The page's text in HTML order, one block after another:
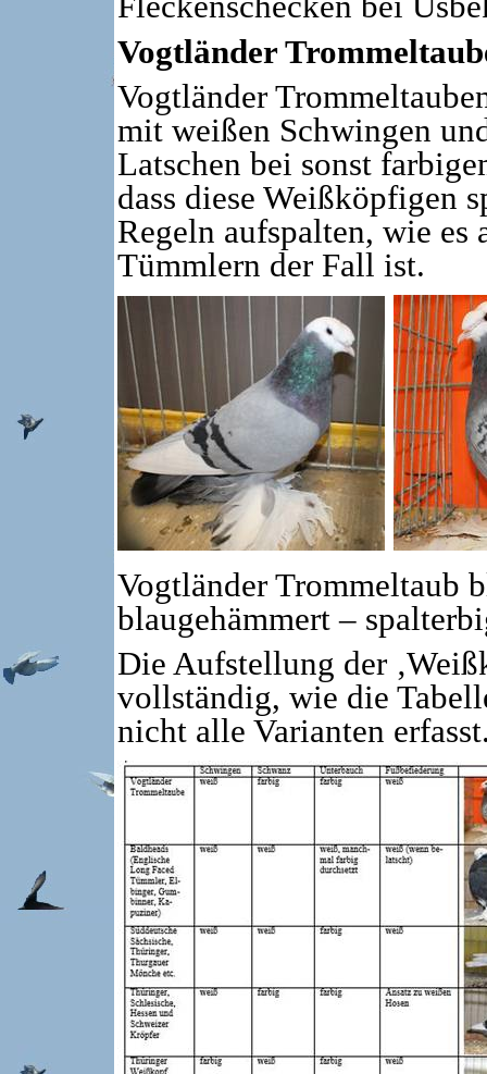
Vogtländer
Vogtländer
mit weißen Schwingen
Latschen bei sonst
dass diese Weißköpfigen
Regeln aufspalten, wie es
Tümmlern der Fall ist.
Vogtländer Trommeltaub
blaugehämmert –
Die Aufstellung der
vollständig, wie die
nicht alle Varianten